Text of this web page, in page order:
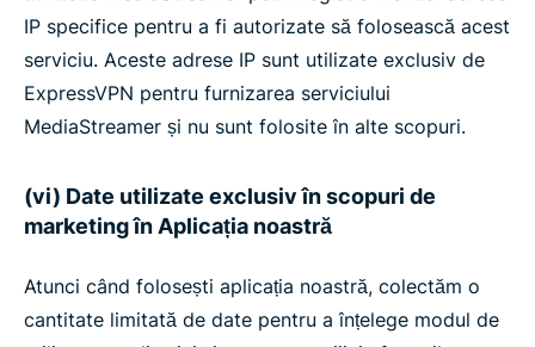
IP specifice pentru a fi autorizate să folosească acest
serviciu. Aceste adrese IP sunt utilizate exclusiv de
ExpressVPN pentru furnizarea serviciului
MediaStreamer și nu sunt folosite în alte scopuri.
(vi) Date utilizate exclusiv în scopuri de
marketing în Aplicația noastră
Atunci când folosești aplicația noastră, colectăm o
cantitate limitată de date pentru a înțelege modul de